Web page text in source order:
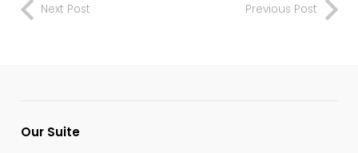
Next Post Previous Post
Our Suite